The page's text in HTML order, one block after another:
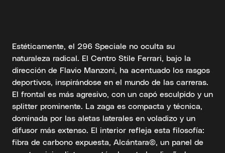
Estéticamente, el 296 Speciale no oculta su
naturaleza radical. El Centro Stile Ferrari, bajo la
dirección de Flavio Manzoni, ha acentuado los rasgos
deportivos, inspirándose en el mundo de las carreras.
El frontal es más agresivo, con un capó esculpido y un
splitter prominente. La zaga es compacta y técnica,
dominada por las aletas laterales en voladizo y un
difusor más extenso. El interior refleja esta filosofía:
fibra de carbono expuesta, Alcántara©, un panel de